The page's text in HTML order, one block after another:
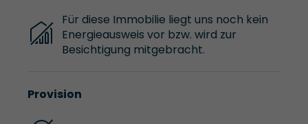
Für diese Immobilie liegt uns noch kein
Energieausweis vor bzw. wird zur
Besichtigung mitgebracht.
Provision